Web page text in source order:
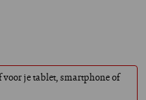
je tablet, smartphone of